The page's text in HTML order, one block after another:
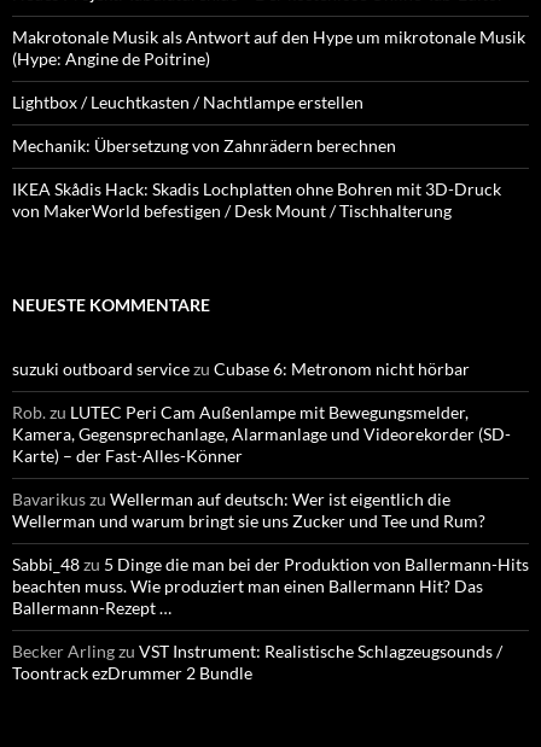
Makrotonale Musik als Antwort auf den Hype um mikrotonale Musik
(Hype: Angine de Poitrine)
Lightbox / Leuchtkasten / Nachtlampe erstellen
Mechanik: Übersetzung von Zahnrädern berechnen
IKEA Skådis Hack: Skadis Lochplatten ohne Bohren mit 3D-Druck
von MakerWorld befestigen / Desk Mount / Tischhalterung
NEUESTE KOMMENTARE
suzuki outboard servicezu Cubase 6: Metronom nicht hörbar
Rob.zu LUTEC Peri Cam Außenlampe mit Bewegungsmelder,
Kamera, Gegensprechanlage, Alarmanlage und Videorekorder (SD-
Karte) – der Fast-Alles-Könner
Bavarikuszu Wellerman auf deutsch: Wer ist eigentlich die
Wellerman und warum bringt sie uns Zucker und Tee und Rum?
Sabbi_48zu 5 Dinge die man bei der Produktion von Ballermann-Hits
beachten muss. Wie produziert man einen Ballermann Hit? Das
Ballermann-Rezept …
Becker Arlingzu VST Instrument: Realistische Schlagzeugsounds /
Toontrack ezDrummer 2 Bundle